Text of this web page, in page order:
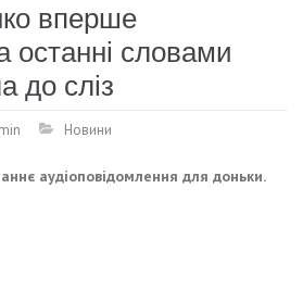
вперше
словами
до сліз
Новини
аудіоповідомлення для доньки.